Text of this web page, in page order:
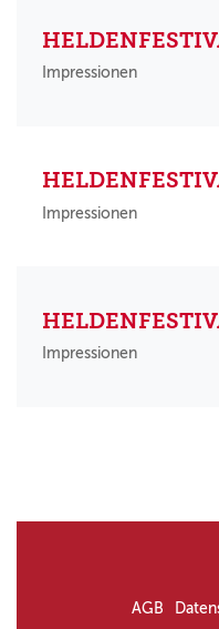
Impressionen
Impressionen
Impressionen
AGB